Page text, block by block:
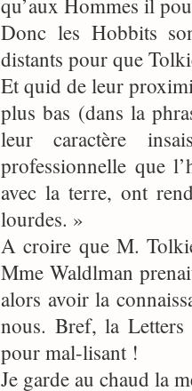
qu’aux Hommes il
Donc les Hobbits
distants pour que
Et quid de leur
plus bas (dans la
leur caractère
professionnelle que
avec la terre, ont
lourdes. »
A croire que M.
Mme Waldlman
alors avoir la
nous. Bref, la Letters
pour mal-lisant !
Je garde au chaud la